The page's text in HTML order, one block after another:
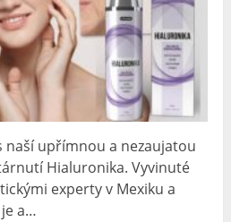
naší upřímnou a nezaujatou
Hialuronika. Vyvinuté
experty v Mexiku a
a…